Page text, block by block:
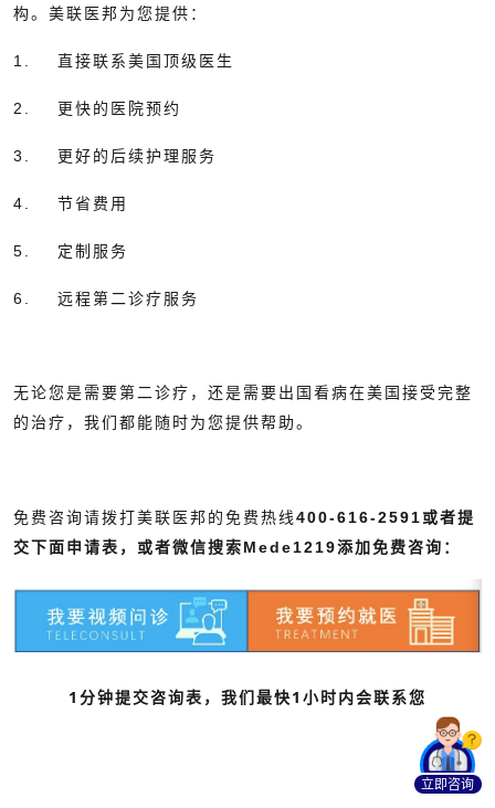
构。美联医邦为您提供：
1. 直接联系美国顶级医生
2. 更快的医院预约
3. 更好的后续护理服务
4. 节省费用
5. 定制服务
6. 远程第二诊疗服务
无论您是需要第二诊疗，还是需要出国看病在美国接受完整
的治疗，我们都能随时为您提供帮助。
免费咨询请拨打美联医邦的免费热线400-616-2591或者提
交下面申请表，或者微信搜索Mede1219添加免费咨询：
1分钟提交咨询表，我们最快1小时内会联系您
立即咨询